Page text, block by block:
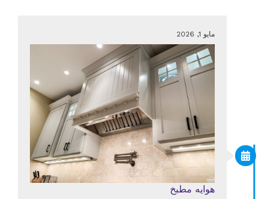
مايو 1, 2026
هوايه مطبخ